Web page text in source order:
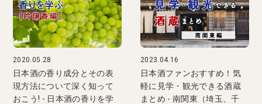
2020.05.28
日本酒の香り成分とその表
現方法について深く知って
おこう! - 日本酒の香りを学
2023.04.16
日本酒ファンおすすめ！気
軽に見学・観光できる酒蔵
まとめ - 南関東（埼玉、千